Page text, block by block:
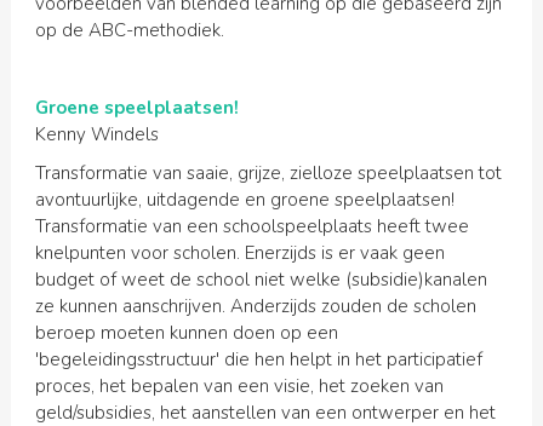
op de ABC-methodiek.
Groene speelplaatsen!
Kenny Windels
Transformatie van saaie, grijze, zielloze speelplaatsen tot
avontuurlijke, uitdagende en groene speelplaatsen!
Transformatie van een schoolspeelplaats heeft twee
knelpunten voor scholen. Enerzijds is er vaak geen
budget of weet de school niet welke (subsidie)kanalen
ze kunnen aanschrijven. Anderzijds zouden de scholen
beroep moeten kunnen doen op een
'begeleidingsstructuur' die hen helpt in het participatief
proces, het bepalen van een visie, het zoeken van
geld/subsidies, het aanstellen van een ontwerper en het